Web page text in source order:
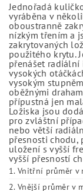
Jednořadá
vyráběna v
oboustranně
nízkým třením a
zakrytovaných
použitého krytu.
přenášet
vysokých
vysokým
oběžnými
přípustná jen
Ložiska jsou
pro zvláštní
nebo větší
přesnosti chodu,
uložení s vyšší
vyšší přesností
1. Vnitřní průměr v
2. Vnější průměr v